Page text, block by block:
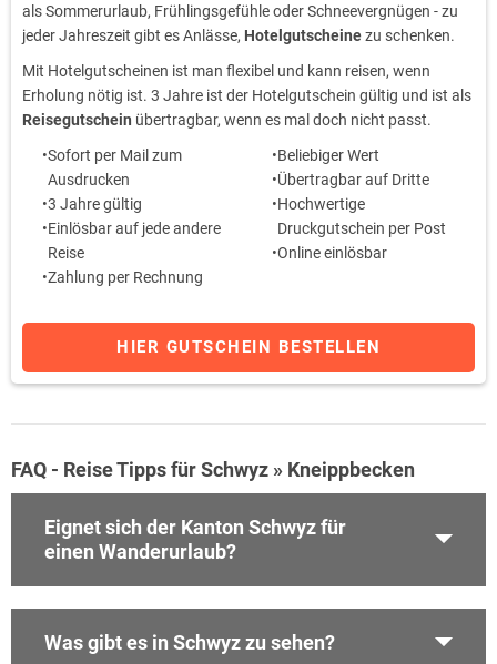
als Sommerurlaub, Frühlingsgefühle oder Schneevergnügen - zu
jeder Jahreszeit gibt es Anlässe, Hotelgutscheinezu schenken.
Mit Hotelgutscheinen ist man flexibel und kann reisen, wenn
Erholung nötig ist. 3 Jahre ist der Hotelgutschein gültig und ist als
Reisegutschein übertragbar, wenn es mal doch nicht passt.
Sofort per Mail zum
Ausdrucken
3 Jahre gültig
Einlösbar auf jede andere
Reise
Zahlung per Rechnung
Beliebiger Wert
Übertragbar auf Dritte
Hochwertige
Druckgutschein per Post
Online einlösbar
HIER GUTSCHEIN BESTELLEN
FAQ - Reise Tipps für Schwyz » Kneippbecken
Eignet sich der Kanton Schwyz für
einen Wanderurlaub?
Was gibt es in Schwyz zu sehen?